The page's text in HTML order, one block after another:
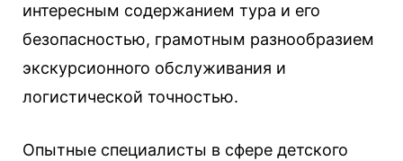
интересным содержанием тура и его
безопасностью, грамотным разнообразием
экскурсионного обслуживания и
логистической точностью.
Опытные специалисты в сфере детского